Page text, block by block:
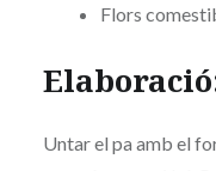
Flors
Untar el pa amb el